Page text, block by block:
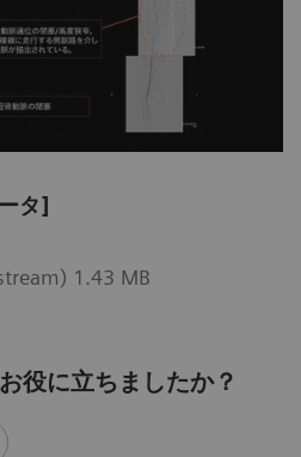
タ]
1.43 MB
役に立ちましたか？